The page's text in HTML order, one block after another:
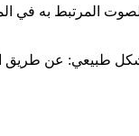
طبيعي: عن طريق